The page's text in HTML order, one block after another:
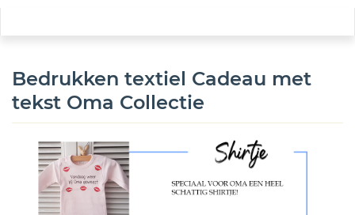
Bedrukken textiel Cadeau met
tekst Oma Collectie